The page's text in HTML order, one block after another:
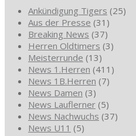
Ankündigung Tigers (25)
Aus der Presse (31)
Breaking News (37)
Herren Oldtimers (3)
Meisterrunde (13)
News 1.Herren (411)
News 1B.Herren (7)
News Damen (3)
News Lauflerner (5)
News Nachwuchs (37)
News U11 (5)